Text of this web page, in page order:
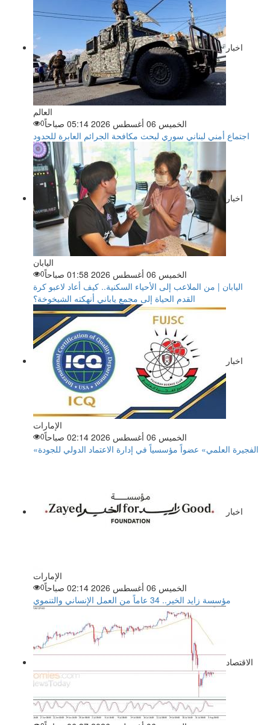
اخبار
العالم
الخميس 06 أغسطس 2026 05:14 صباحاً
0
اجتماع أمني لبناني سوري لبحث مكافحة الجرائم العابرة للحدود
اخبار
اليابان
الخميس 06 أغسطس 2026 01:58 صباحاً
0
اليابان | من الملاعب إلى الأحياء السكنية.. كيف أعاد لاعبو كرة
القدم الحياة إلى مجمع ياباني أنهكته الشيخوخة؟
اخبار
الإمارات
الخميس 06 أغسطس 2026 02:14 صباحاً
0
«الفجيرة العلمي» عضواً مؤسسياً في إدارة الاعتماد الدولي للجودة
اخبار
الإمارات
الخميس 06 أغسطس 2026 02:14 صباحاً
0
مؤسسة زايد الخير.. 34 عاماً من العمل الإنساني والتنموي
الاقتصاد